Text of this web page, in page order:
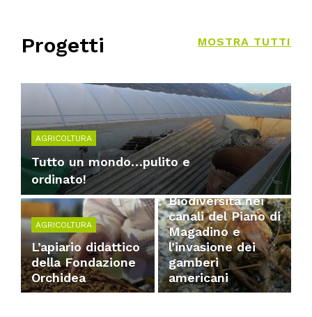
Progetti MOSTRA TUTTI
AGRICOLTURA
Tutto un mondo…pulito e
ordinato!
AGRICOLTURA
L’apiario didattico
della Fondazione
Orchidea
NATURA E PAESAGGIO
Biodiversità nei
canali del Piano di
Magadino e
l’invasione dei
gamberi
americani